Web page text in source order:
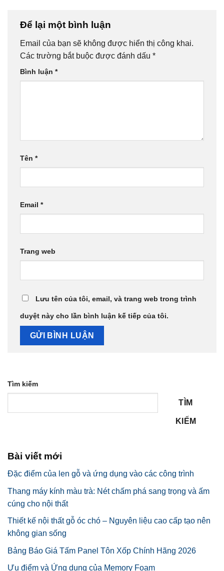
Để lại một bình luận
Email của bạn sẽ không được hiển thị công khai.
Các trường bắt buộc được đánh dấu *
Bình luận *
Tên *
Email *
Trang web
Lưu tên của tôi, email, và trang web trong trình
duyệt này cho lần bình luận kế tiếp của tôi.
Tìm kiếm
TÌM
KIẾM
Bài viết mới
Đặc điểm của len gỗ và ứng dụng vào các công trình
Thang máy kính màu trà: Nét chấm phá sang trọng và ấm
cúng cho nội thất
Thiết kế nội thất gỗ óc chó – Nguyên liệu cao cấp tạo nên
không gian sống
Bảng Báo Giá Tấm Panel Tôn Xốp Chính Hãng 2026
Ưu điểm và Ứng dụng của Memory Foam